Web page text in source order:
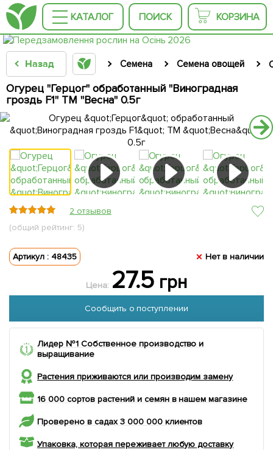
КАТАЛОГ ПОИСК КОРЗИНА
Назад Семена Семена овощей
Огурец "Герцог" обработанный "Виноградная
гроздь F1" ТМ "Весна" 0.5г
2 отзывов
(общий рейтинг: 5)
Артикул : 48435 Нет в наличии
Цена: 27.5грн
Сообщить о поступлении
Лидер №1 Собственное производство и
выращивание
Растения приживаются или производим замену
16 000 сортов растений и семян в нашем магазине
Проверено в садах 3 000 000 клиентов
Упаковка, которая переживает любую доставку